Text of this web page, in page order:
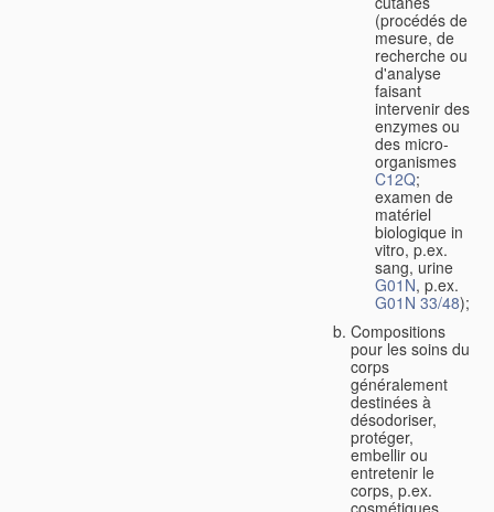
(procédés de
mesure, de
recherche ou
d'analyse
faisant
intervenir des
enzymes ou
des micro-
organismes
C12Q;
examen de
matériel
biologique in
vitro, p.ex.
sang, urine
G01N, p.ex.
G01N 33/48);
Compositions
pour les soins du
corps
généralement
destinées à
désodoriser,
protéger,
embellir ou
entretenir le
corps, p.ex.
cosmétiques,